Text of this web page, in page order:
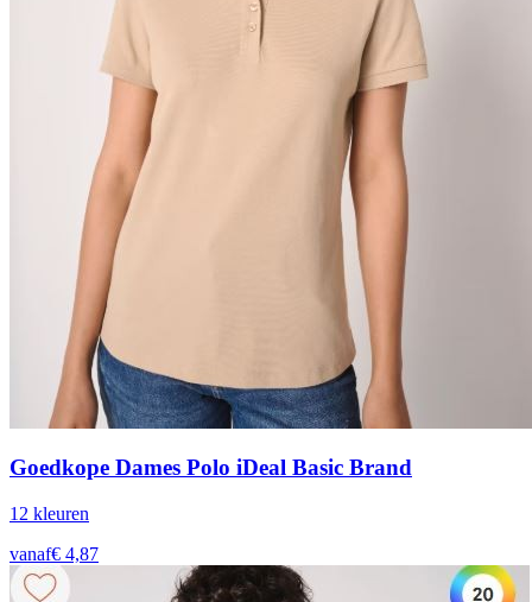
Goedkope Dames Polo iDeal Basic Brand
12 kleuren
vanaf€ 4,87